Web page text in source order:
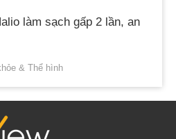
làm sạch gấp 2 lần, an
& Thể hình